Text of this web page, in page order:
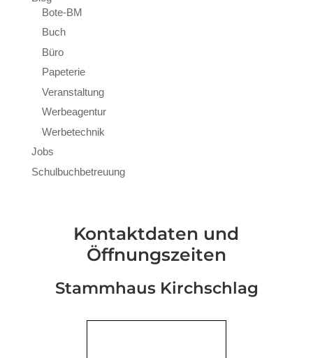
Bote-BM
Buch
Büro
Papeterie
Veranstaltung
Werbeagentur
Werbetechnik
Jobs
Schulbuchbetreuung
Kontaktdaten und
Öffnungszeiten
Stammhaus Kirchschlag